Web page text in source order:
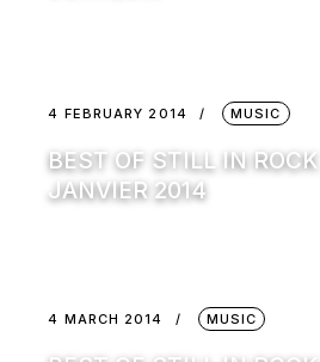
4 FEBRUARY 2014 MUSIC
BEST OF STILL IN ROCK :
JANVIER 2014
4 MARCH 2014 MUSIC